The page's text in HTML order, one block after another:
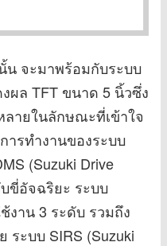
จะมาพร้อมกับระบบ
ผล TFT ขนาด 5 นิ้วซึ่ง
ายในลักษณะที่เข้าใจ
ารทำงานของระบบ
(Suzuki Drive
ขี่อัจฉริยะ ระบบ
งาน 3 ระดับ รวมถึง
ระบบ SIRS (Suzuki